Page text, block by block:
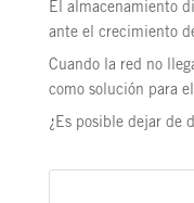
El almacenamiento
ante el crecimiento
Cuando la red no
como solución para
¿Es posible dejar de